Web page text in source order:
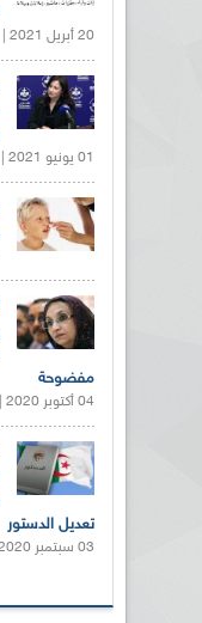
20 أبريل 2021 |
01 يونيو 2021 |
مفضوحة
04 أكتوبر 2020 |
تعديل الدستور
03 سبتمبر 2020 |